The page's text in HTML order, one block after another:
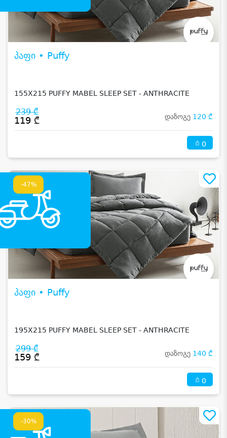
პაფი • Puffy
155X215 PUFFY MABEL SLEEP SET - ANTHRACITE
239 ₾
119 ₾ დაზოგე 120 ₾
0
-47%
პაფი • Puffy
195X215 PUFFY MABEL SLEEP SET - ANTHRACITE
299 ₾
159 ₾ დაზოგე 140 ₾
0
-30%